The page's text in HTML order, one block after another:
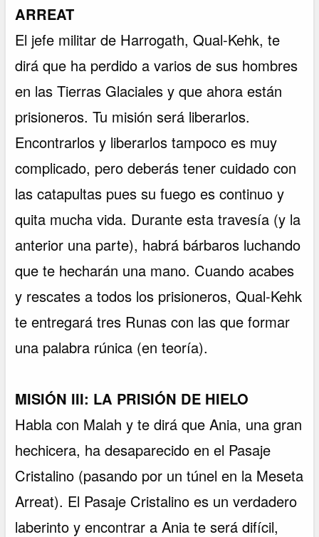
ARREAT
El jefe militar de Harrogath, Qual-Kehk, te
dirá que ha perdido a varios de sus hombres
en las Tierras Glaciales y que ahora están
prisioneros. Tu misión será liberarlos.
Encontrarlos y liberarlos tampoco es muy
complicado, pero deberás tener cuidado con
las catapultas pues su fuego es continuo y
quita mucha vida. Durante esta travesía (y la
anterior una parte), habrá bárbaros luchando
que te hecharán una mano. Cuando acabes
y rescates a todos los prisioneros, Qual-Kehk
te entregará tres Runas con las que formar
una palabra rúnica (en teoría).
MISIÓN III: LA PRISIÓN DE HIELO
Habla con Malah y te dirá que Ania, una gran
hechicera, ha desaparecido en el Pasaje
Cristalino (pasando por un túnel en la Meseta
Arreat). El Pasaje Cristalino es un verdadero
laberinto y encontrar a Ania te será difícil,